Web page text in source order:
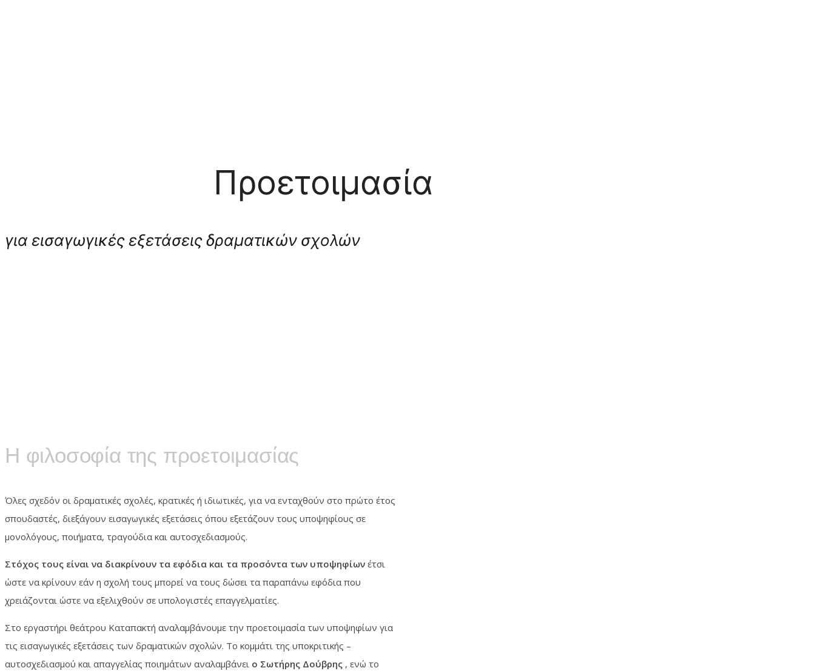
Προετοιμασία
για εισαγωγικές εξετάσεις δραματικών σχολών
Η φιλοσοφία της προετοιμασίας
Όλες σχεδόν οι δραματικές σχολές, κρατικές ή ιδιωτικές, για να ενταχθούν στο πρώτο έτος
σπουδαστές, διεξάγουν εισαγωγικές εξετάσεις όπου εξετάζουν τους υποψηφίους σε
μονολόγους, ποιήματα, τραγούδια και αυτοσχεδιασμούς.
Στόχος τους είναι να διακρίνουν τα εφόδια και τα προσόντα των υποψηφίων έτσι
ώστε να κρίνουν εάν η σχολή τους μπορεί να τους δώσει τα παραπάνω εφόδια που
χρειάζονται ώστε να εξελιχθούν σε υπολογιστές επαγγελματίες.
Στο εργαστήρι θεάτρου Καταπακτή αναλαμβάνουμε την προετοιμασία των υποψηφίων για
τις εισαγωγικές εξετάσεις των δραματικών σχολών. Το κομμάτι της υποκριτικής –
αυτοσχεδιασμού και απαγγελίας ποιημάτων αναλαμβάνει ο Σωτήρης Δούβρης , ενώ το